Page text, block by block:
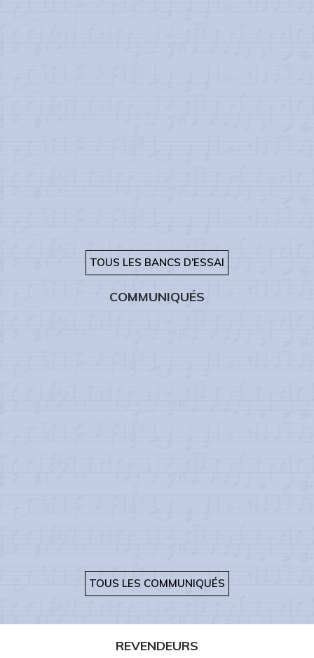
TOUS LES BANCS D'ESSAI
COMMUNIQUÉS
TOUS LES COMMUNIQUÉS
REVENDEURS